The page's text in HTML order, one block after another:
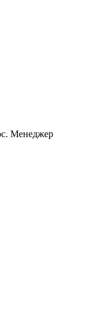
Менеджер